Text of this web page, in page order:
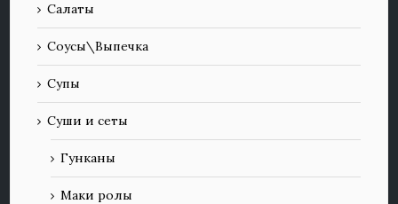
Салаты
Соусы\Выпечка
Супы
Суши и сеты
Гунканы
Маки ролы